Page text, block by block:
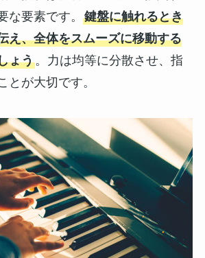
な要素です。 鍵盤に触れるとき
え、全体をスムーズに移動する
ょう。力は均等に分散させ、指
とが大切です。